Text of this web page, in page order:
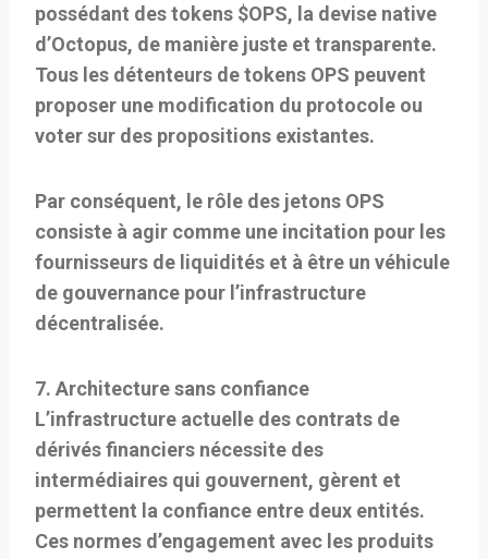
possédant des tokens $OPS, la devise native
d’Octopus, de manière juste et transparente.
Tous les détenteurs de tokens OPS peuvent
proposer une modification du protocole ou
voter sur des propositions existantes.
Par conséquent, le rôle des jetons OPS
consiste à agir comme une incitation pour les
fournisseurs de liquidités et à être un véhicule
de gouvernance pour l’infrastructure
décentralisée.
7. Architecture sans confiance
L’infrastructure actuelle des contrats de
dérivés financiers nécessite des
intermédiaires qui gouvernent, gèrent et
permettent la confiance entre deux entités.
Ces normes d’engagement avec les produits